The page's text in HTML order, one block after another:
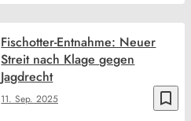
bookmark_border
11. Sep. 2025
Fischotter-Entnahme: Neuer
Streit nach Klage gegen
Jagdrecht